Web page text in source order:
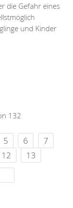
die Gefahr eines
und Kinder
132
5 6
7
12
13